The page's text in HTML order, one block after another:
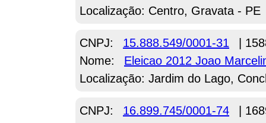
Localização: Centro, Gravata - PE
CNPJ: 15.888.549/0001-31
|
Nome:
Eleicao 2012 Joao
Localização: Jardim do Lago,
CNPJ: 16.899.745/0001-74
|